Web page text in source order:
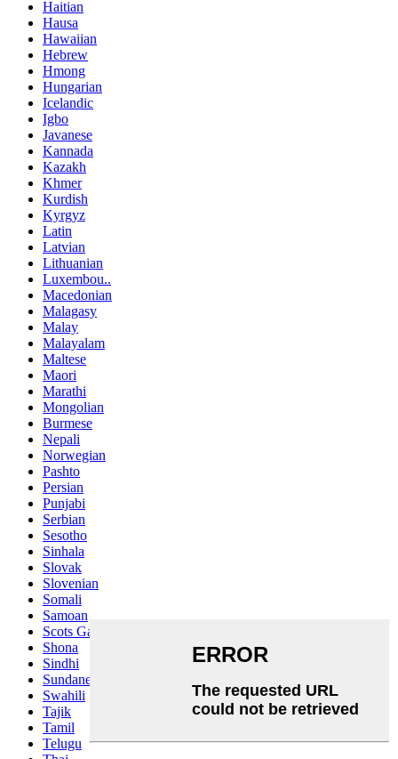
Haitian
Hausa
Hawaiian
Hebrew
Hmong
Hungarian
Icelandic
Igbo
Javanese
Kannada
Kazakh
Khmer
Kurdish
Kyrgyz
Latin
Latvian
Lithuanian
Luxembou..
Macedonian
Malagasy
Malay
Malayalam
Maltese
Maori
Marathi
Mongolian
Burmese
Nepali
Norwegian
Pashto
Persian
Punjabi
Serbian
Sesotho
Sinhala
Slovak
Slovenian
Somali
Samoan
Scots Gaelic
Shona
Sindhi
Sundanese
Swahili
Tajik
Tamil
Telugu